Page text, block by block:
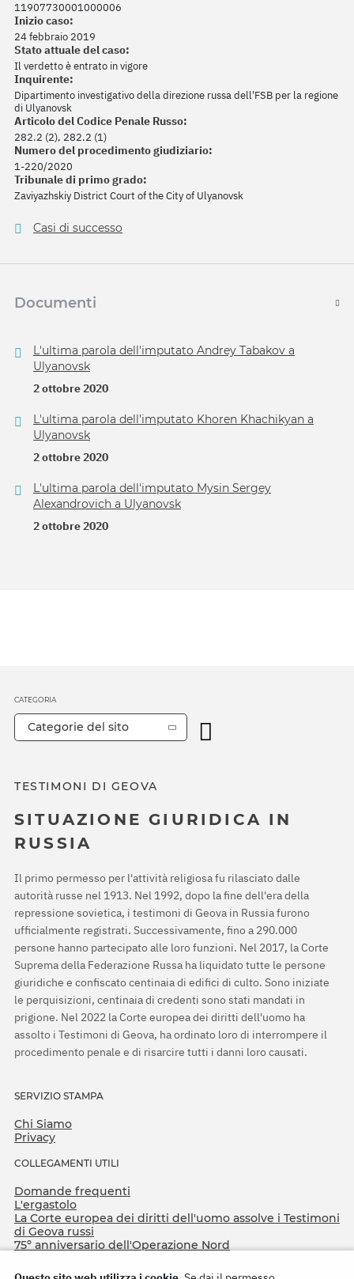
11907730001000006
Inizio caso:
24 febbraio 2019
Stato attuale del caso:
Il verdetto è entrato in vigore
Inquirente:
Dipartimento investigativo della direzione russa dell'FSB per la regione
di Ulyanovsk
Articolo del Codice Penale Russo:
282.2 (2), 282.2 (1)
Numero del procedimento giudiziario:
1-220/2020
Tribunale di primo grado:
Zaviyazhskiy District Court of the City of Ulyanovsk
Casi di successo
Documenti
L'ultima parola dell'imputato Andrey Tabakov a
Ulyanovsk
2 ottobre 2020
L'ultima parola dell'imputato Khoren Khachikyan a
Ulyanovsk
2 ottobre 2020
L'ultima parola dell'imputato Mysin Sergey
Alexandrovich a Ulyanovsk
2 ottobre 2020
TESTIMONI DI GEOVA
SITUAZIONE GIURIDICA IN
RUSSIA
Il primo permesso per l'attività religiosa fu rilasciato dalle
autorità russe nel 1913. Nel 1992, dopo la fine dell'era della
repressione sovietica, i testimoni di Geova in Russia furono
ufficialmente registrati. Successivamente, fino a 290.000
persone hanno partecipato alle loro funzioni. Nel 2017, la Corte
Suprema della Federazione Russa ha liquidato tutte le persone
giuridiche e confiscato centinaia di edifici di culto. Sono iniziate
le perquisizioni, centinaia di credenti sono stati mandati in
prigione. Nel 2022 la Corte europea dei diritti dell'uomo ha
assolto i Testimoni di Geova, ha ordinato loro di interrompere il
procedimento penale e di risarcire tutti i danni loro causati.
SERVIZIO STAMPA
Chi Siamo
Privacy
COLLEGAMENTI UTILI
Domande frequenti
L'ergastolo
La Corte europea dei diritti dell'uomo assolve i Testimoni
di Geova russi
75º anniversario dell'Operazione Nord
CATEGORIA
Categorie del sito